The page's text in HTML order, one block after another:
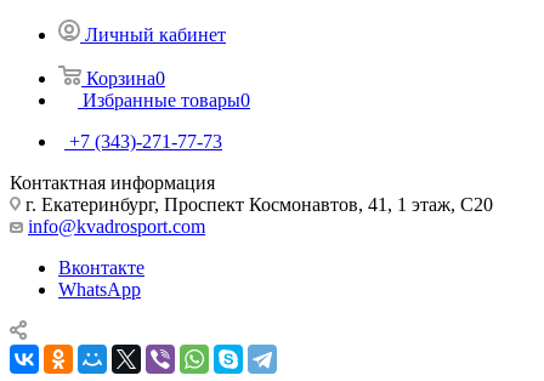
Личный кабинет
Корзина0
Избранные товары0
+7 (343)-271-77-73
Контактная информация
г. Екатеринбург, Проспект Космонавтов, 41, 1 этаж, С20
info@kvadrosport.com
Вконтакте
WhatsApp